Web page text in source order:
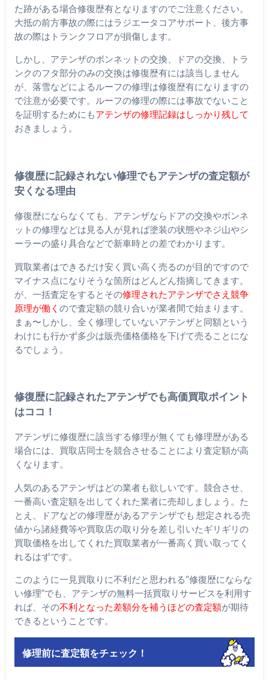
た跡がある場合修復歴有となりますのでご注意ください。
大抵の前方事故の際にはラジエータコアサポート、後方事
故の際はトランクフロアが損傷します。
しかし、アテンザのボンネットの交換、ドアの交換、トラ
ンクのフタ部分のみの交換は修復歴有には該当しません
が、落雪などによるルーフの修理は修復歴有になりますの
で注意が必要です。ルーフの修理の際には事故でないこと
を証明するためにもアテンザの修理記録はしっかり残して
おきましょう。
修復歴に記録されない修理でもアテンザの査定額が
安くなる理由
修復歴にならなくても、アテンザならドアの交換やボンネ
ットの修理などは見る人が見れば塗装の状態やネジ山やシ
ーラーの盛り具合などで新車時との差でわかります。
買取業者はできるだけ安く買い高く売るのが目的ですので
マイナス点になりそうな箇所はどんどん指摘してきます。
が、一括査定をするとその修理されたアテンザでさえ競争
原理が働く ので査定額の競り合いが業者間で始まります。
まぁ〜しかし、全く修理していないアテンザと同額という
わけにも行かず多少は販売価格価格を下げて売ることにな
るでしょう。
修復歴に記録されたアテンザでも高価買取ポイント
はココ！
アテンザに修復歴に該当する修理が無くても修理歴がある
場合には、買取店同士を競合させることにより査定額が高
くなります。
人気のあるアテンザはどの業者も欲しいです。競合させ、
一番高い査定額を出してくれた業者に売却しましょう。た
とえ、ドアなどの修理歴があるアテンザでも 想定される売
値から諸経費等や買取店の取り分を差し引いたギリギリの
買取価格を出してくれた買取業者が一番高く買い取ってく
れるはずです。
このように一見買取りに不利だと思われる“修復歴にならな
い修理”でも、アテンザの無料一括買取りサービスを利用す
れば、その不利となった差額分を補うほどの査定額が期待
できるということです。
修理前に査定額をチェック！